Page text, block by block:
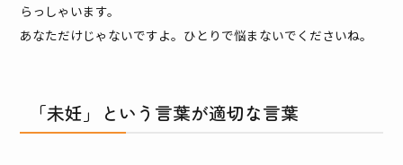
らっしゃいます。
あなただけじゃないですよ。ひとりで悩まないでくださいね。
「未妊」という言葉が適切な言葉